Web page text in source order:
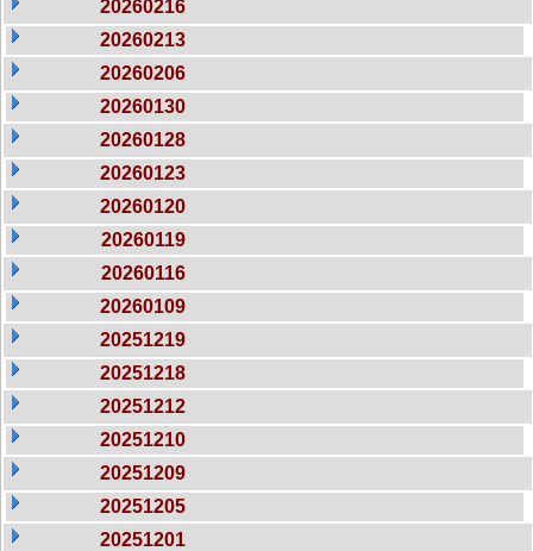
20260216
20260213
20260206
20260130
20260128
20260123
20260120
20260119
20260116
20260109
20251219
20251218
20251212
20251210
20251209
20251205
20251201